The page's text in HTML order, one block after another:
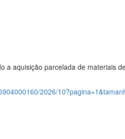
a aquisição parcelada de materiais
2026/